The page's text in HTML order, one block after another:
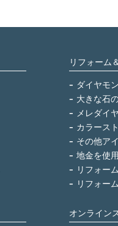
リフォーム
ダイヤモ
大きな石
メレダイヤ
カラース
その他ア
地金を使
リフォー
リフォー
オンライン